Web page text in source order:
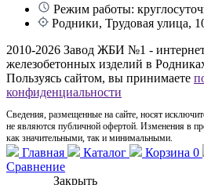
Режим работы:
Родники, Трудовая улица,
2010-2026 Завод ЖБИ №1 -
железобетонных изделий в
Пользуясь сайтом, вы принимаете
конфиденциальности
Сведения, размещенные на сайте, носят
не являются публичной офертой. Изменения в
как значительными, так и минимальными.
Главная Каталог Корзина 0
Сравнение
Закрыть